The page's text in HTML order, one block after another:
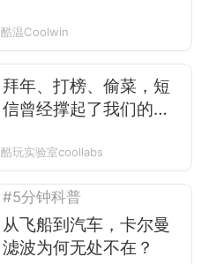
酷温Coolwin
拜年、打榜、偷菜，短
信曾经撑起了我们的前
酷玩实验室coollabs
#5分钟科普
从飞船到汽车，卡尔曼
滤波为何无处不在？